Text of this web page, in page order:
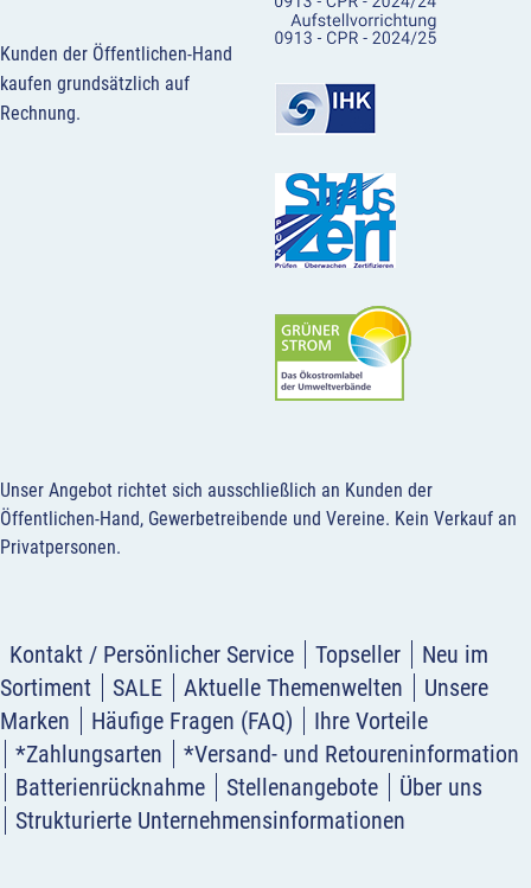
Kunden der Öffentlichen-Hand
kaufen grundsätzlich auf
Rechnung.
Unser Angebot richtet sich ausschließlich an Kunden der
Öffentlichen-Hand, Gewerbetreibende und Vereine. Kein Verkauf an
Privatpersonen.
Kontakt / Persönlicher Service Topseller
Neu im
Sortiment
SALE Aktuelle Themenwelten
Unsere
Marken
Häufige Fragen (FAQ)
Ihre Vorteile
*Zahlungsarten
*Versand- und Retoureninformation
Batterienrücknahme
Stellenangebote
Über uns
Strukturierte Unternehmensinformationen